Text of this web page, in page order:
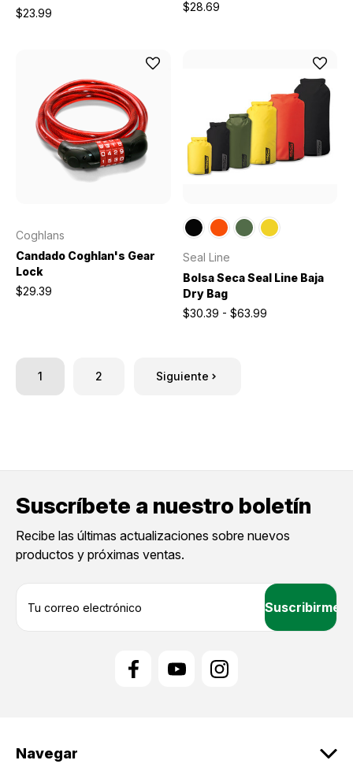
$23.99
$28.69
Coghlans
Candado Coghlan's Gear
Lock
$29.39
Seal Line
Bolsa Seca Seal Line Baja
Dry Bag
$30.39 - $63.99
1 2 Siguiente
Suscríbete a nuestro boletín
Recibe las últimas actualizaciones sobre nuevos
productos y próximas ventas.
e
Navegar